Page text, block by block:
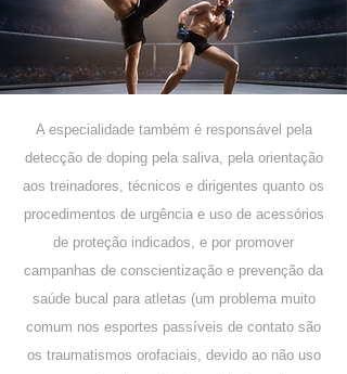
A especialidade também é responsável pela
detecção de doping pela saliva, pela orientação
aos treinadores, técnicos e dirigentes quanto os
procedimentos de urgência e uso de acessórios
de proteção indicados, e por promover
campanhas de conscientização e prevenção da
saúde bucal para atletas (um problema muito
comum nos esportes passíveis de contato são
os traumatismos orofaciais, devido ao não uso